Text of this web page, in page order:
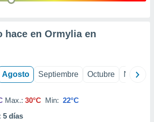
hace en Ormylia en
Agosto Septiembre Octubre
Max.: 30°C Min: 22°C
5 días